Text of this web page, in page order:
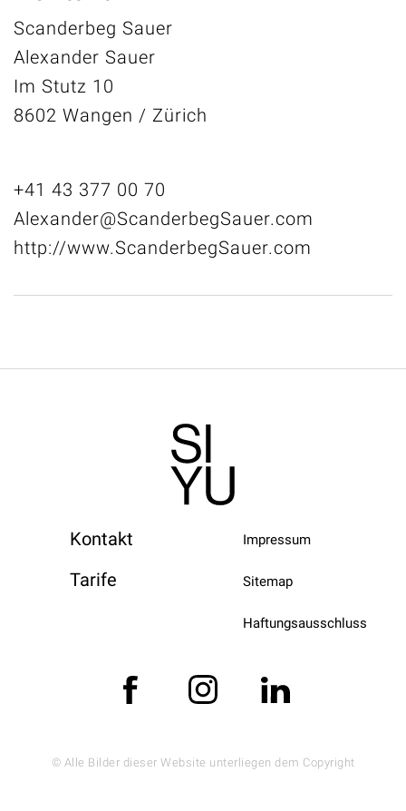
Scanderbeg Sauer
Alexander Sauer
Im Stutz 10
8602 Wangen / Zürich
+41 43 377 00 70
Alexander@ScanderbegSauer.com
http://www.ScanderbegSauer.com
Kontakt
Tarife
Impressum
Sitemap
Haftungsausschluss
© Alle Bilder dieser Website unterliegen dem Copyright